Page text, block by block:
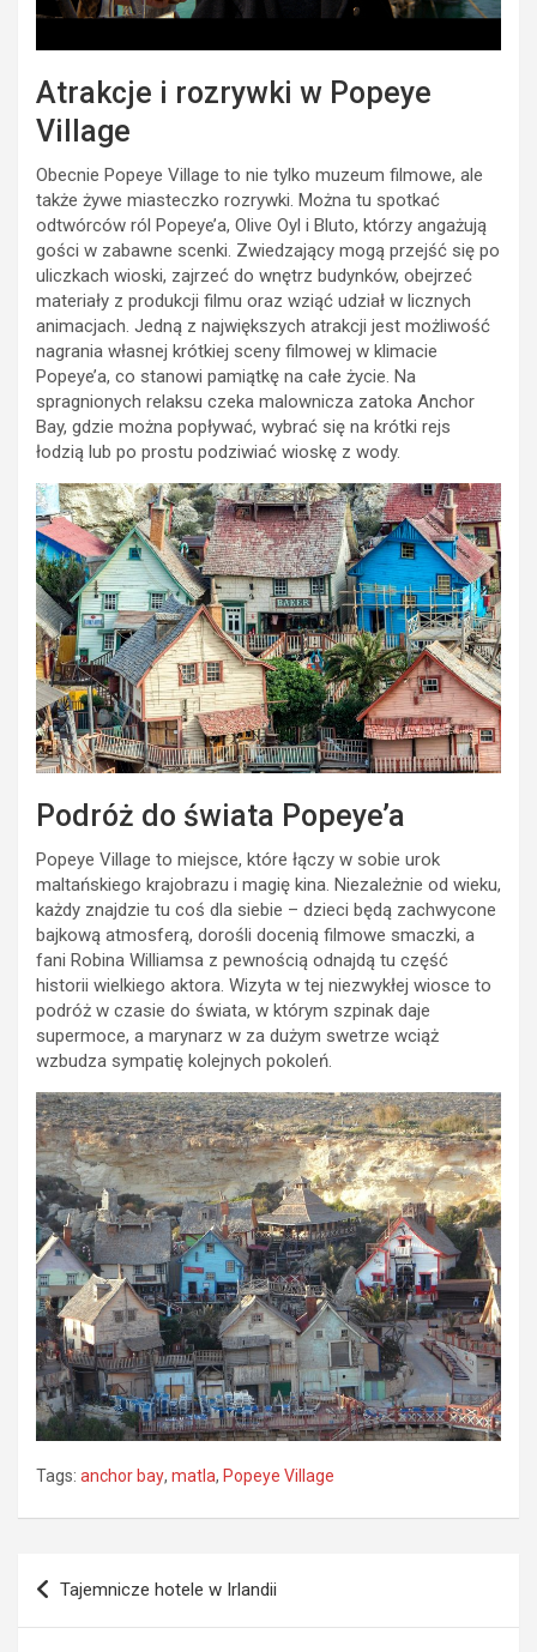
Atrakcje i rozrywki w Popeye
Village
Obecnie Popeye Village to nie tylko muzeum filmowe, ale
także żywe miasteczko rozrywki. Można tu spotkać
odtwórców ról Popeye’a, Olive Oyl i Bluto, którzy angażują
gości w zabawne scenki. Zwiedzający mogą przejść się po
uliczkach wioski, zajrzeć do wnętrz budynków, obejrzeć
materiały z produkcji filmu oraz wziąć udział w licznych
animacjach. Jedną z największych atrakcji jest możliwość
nagrania własnej krótkiej sceny filmowej w klimacie
Popeye’a, co stanowi pamiątkę na całe życie. Na
spragnionych relaksu czeka malownicza zatoka Anchor
Bay, gdzie można popływać, wybrać się na krótki rejs
łodzią lub po prostu podziwiać wioskę z wody.
Podróż do świata Popeye’a
Popeye Village to miejsce, które łączy w sobie urok
maltańskiego krajobrazu i magię kina. Niezależnie od wieku,
każdy znajdzie tu coś dla siebie – dzieci będą zachwycone
bajkową atmosferą, dorośli docenią filmowe smaczki, a
fani Robina Williamsa z pewnością odnajdą tu część
historii wielkiego aktora. Wizyta w tej niezwykłej wiosce to
podróż w czasie do świata, w którym szpinak daje
supermoce, a marynarz w za dużym swetrze wciąż
wzbudza sympatię kolejnych pokoleń.
Tags: anchor bay, matla, Popeye Village
Nawigacja
wpisu
Tajemnicze hotele w Irlandii